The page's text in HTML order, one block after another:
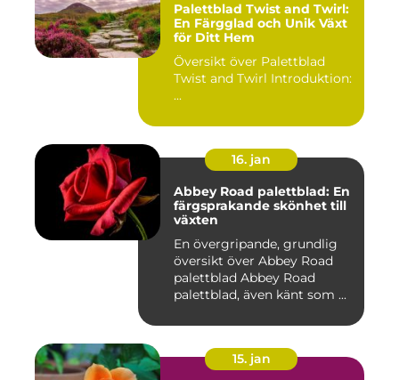
Palettblad Twist and Twirl:
En Färgglad och Unik Växt
för Ditt Hem
Översikt över Palettblad
Twist and Twirl Introduktion:
...
16. jan
Abbey Road palettblad: En
färgsprakande skönhet till
växten
En övergripande, grundlig
översikt över Abbey Road
palettblad Abbey Road
palettblad, även känt som ...
15. jan